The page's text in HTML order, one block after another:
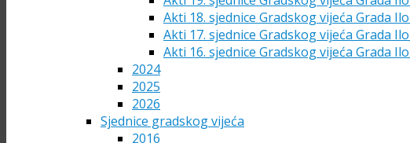
Akti 18. sjednice Gradskog vijeća Grada
Akti 17. sjednice Gradskog vijeća Grada
Akti 16. sjednice Gradskog vijeća Grada
2024
2025
2026
Sjednice gradskog vijeća
2016